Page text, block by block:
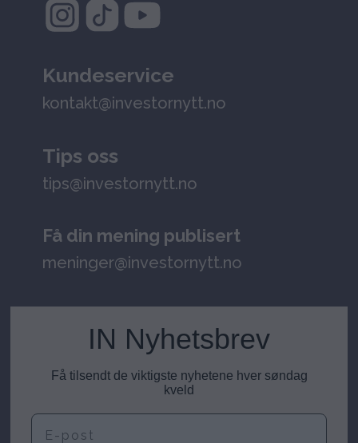
Kundeservice
kontakt@investornytt.no
Tips oss
tips@investornytt.no
Få din mening publisert
meninger@investornytt.no
IN Nyhetsbrev
Få tilsendt de viktigste nyhetene hver søndag
kveld
E-post